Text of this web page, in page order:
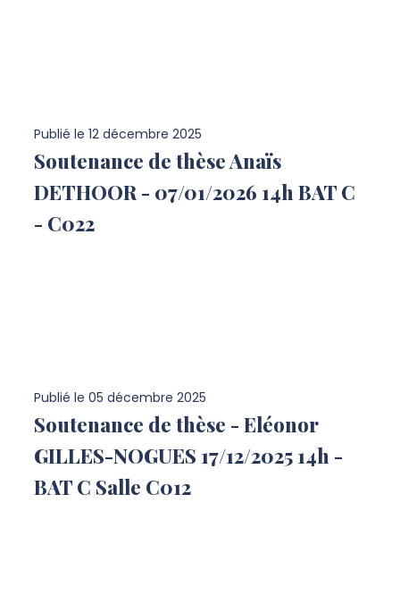
Publié le 12 décembre 2025
Soutenance de thèse Anaïs
DETHOOR - 07/01/2026 14h BAT C
- C022
Publié le 05 décembre 2025
Soutenance de thèse - Eléonor
GILLES-NOGUES 17/12/2025 14h -
BAT C Salle C012